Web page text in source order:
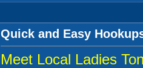
Quick and Easy
Meet Local Ladies